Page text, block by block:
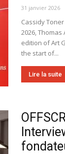
31 janvier 2026
Cassidy
2026,
edition of Art
the start of...
Lire la suite